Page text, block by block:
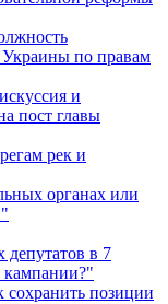
по правам
и
пост главы
рек и
органах или
в 7
кампании?"
сохранить позиции